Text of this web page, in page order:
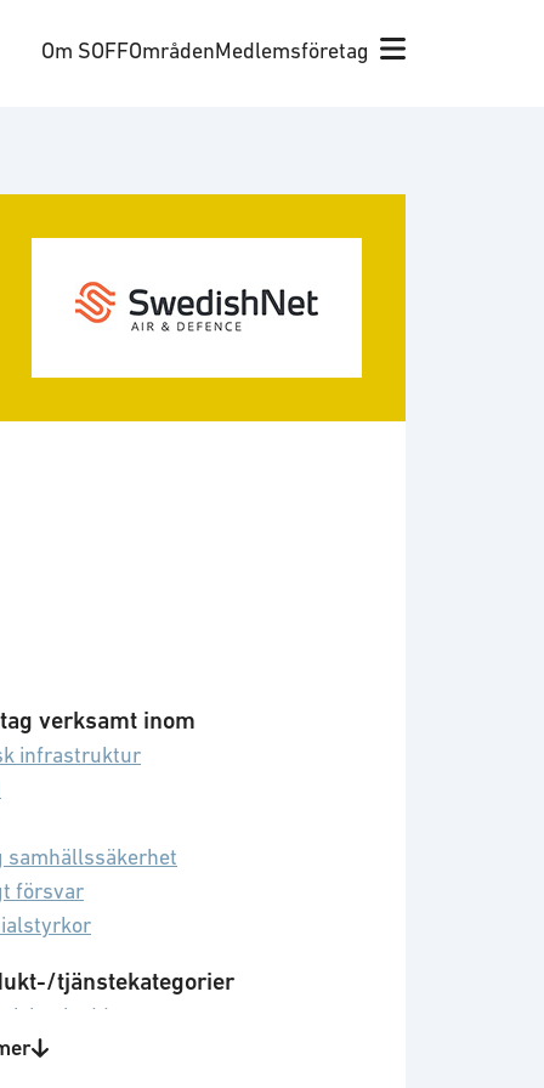
Om SOFFOmrådenMedlemsföretag
verksamt inom
infrastruktur
samhällssäkerhet
försvar
tjänstekategorier
skydd